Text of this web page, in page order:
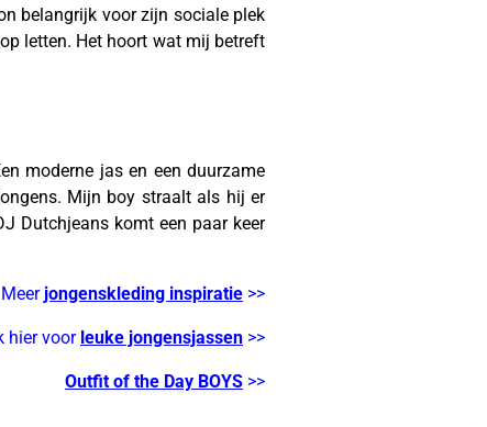
belangrijk voor zijn sociale plek
letten. Het hoort wat mij betreft
moderne jas en een duurzame
Mijn boy straalt als hij er
Dutchjeans komt een paar keer
Meer jongenskleding inspiratie >>
hier voor leuke jongensjassen >>
Outfit of the Day BOYS >>